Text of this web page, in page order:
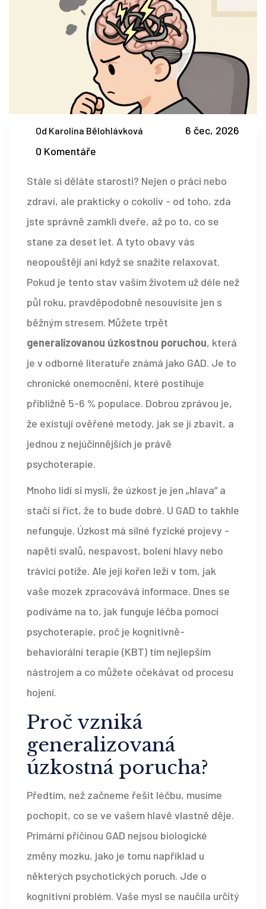
Od Karolína Bělohlávková
6 čec, 2026
0 Komentáře
Stále si děláte starosti? Nejen o práci nebo
zdraví, ale prakticky o cokoliv - od toho, zda
jste správně zamkli dveře, až po to, co se
stane za deset let. A tyto obavy vás
neopouštějí ani když se snažíte relaxovat.
Pokud je tento stav vaším životem už déle než
půl roku, pravděpodobně nesouvisíte jen s
běžným stresem. Můžete trpět
generalizovanou úzkostnou poruchou, která
je v odborné literatuře známá jako GAD. Je to
chronické onemocnění, které postihuje
přibližně 5-6 % populace. Dobrou zprávou je,
že existují ověřené metody, jak se jí zbavit, a
jednou z nejúčinnějších je právě
psychoterapie.
Mnoho lidí si myslí, že úzkost je jen „hlava“ a
stačí si říct, že to bude dobré. U GAD to takhle
nefunguje. Úzkost má silné fyzické projevy -
napětí svalů, nespavost, bolení hlavy nebo
trávicí potíže. Ale její kořen leží v tom, jak
vaše mozek zpracovává informace. Dnes se
podíváme na to, jak funguje léčba pomocí
psychoterapie, proč je kognitivně-
behaviorální terapie (KBT) tím nejlepším
nástrojem a co můžete očekávat od procesu
hojení.
Proč vzniká
generalizovaná
úzkostná porucha?
Předtím, než začneme řešit léčbu, musíme
pochopit, co se ve vašem hlavě vlastně děje.
Primární příčinou GAD nejsou biologické
změny mozku, jako je tomu například u
některých psychotických poruch. Jde o
kognitivní problém. Vaše mysl se naučila určitý